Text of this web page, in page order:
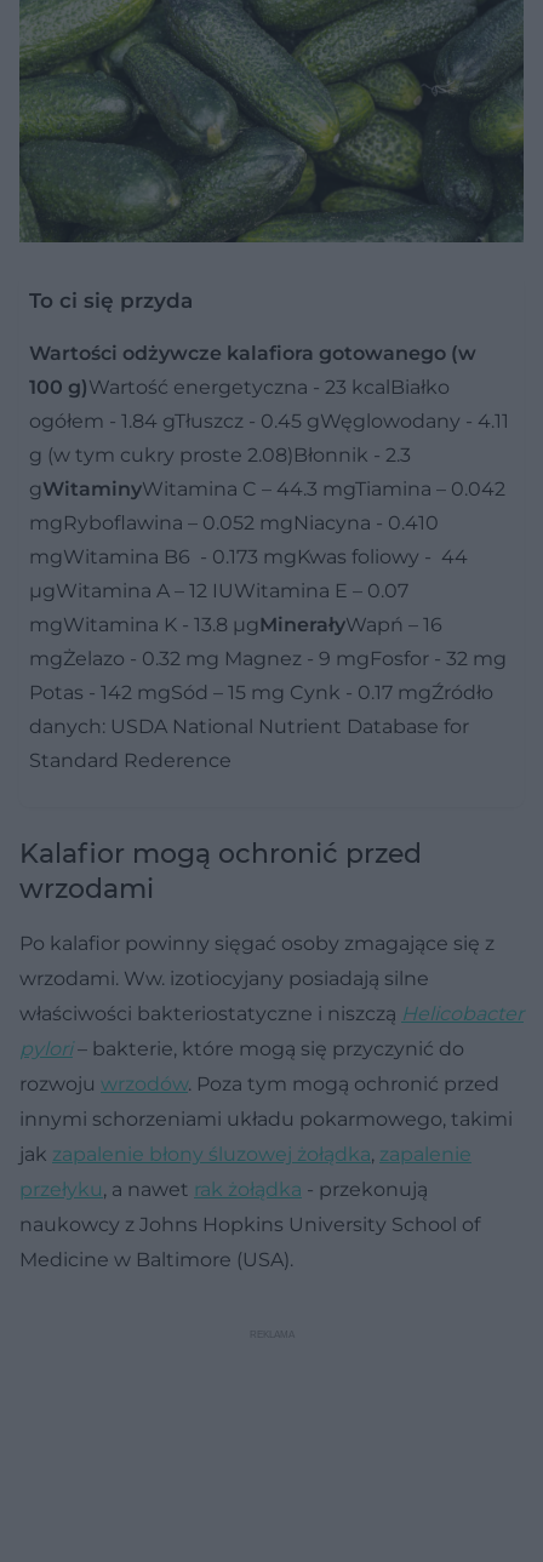
To ci się przyda
Wartości odżywcze kalafiora gotowanego (w
100 g)Wartość energetyczna - 23 kcalBiałko
ogółem - 1.84 gTłuszcz - 0.45 gWęglowodany - 4.11
g (w tym cukry proste 2.08)Błonnik - 2.3
gWitaminyWitamina C – 44.3 mgTiamina – 0.042
mgRyboflawina – 0.052 mgNiacyna - 0.410
mgWitamina B6 - 0.173 mgKwas foliowy - 44
µgWitamina A – 12 IUWitamina E – 0.07
mgWitamina K - 13.8 µgMinerałyWapń – 16
mgŻelazo - 0.32 mg Magnez - 9 mgFosfor - 32 mg
Potas - 142 mgSód – 15 mg Cynk - 0.17 mgŹródło
danych: USDA National Nutrient Database for
Standard Rederence
Kalafior mogą ochronić przed
wrzodami
Po kalafior powinny sięgać osoby zmagające się z
wrzodami. Ww. izotiocyjany posiadają silne
właściwości bakteriostatyczne i niszczą Helicobacter
pylori– bakterie, które mogą się przyczynić do
rozwoju wrzodów. Poza tym mogą ochronić przed
innymi schorzeniami układu pokarmowego, takimi
jak zapalenie błony śluzowej żołądka, zapalenie
przełyku, a nawet rak żołądka - przekonują
naukowcy z Johns Hopkins University School of
Medicine w Baltimore (USA).